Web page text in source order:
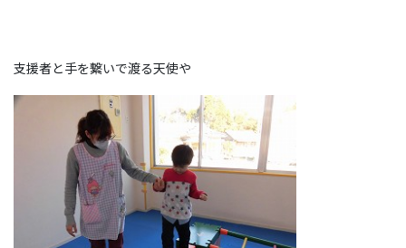
支援者と手を繋いで渡る天使や